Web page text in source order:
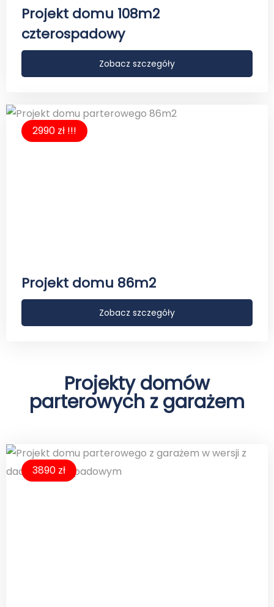
Projekt domu 108m2
czterospadowy
Zobacz szczegóły
2990 zł !!!
Projekt domu 86m2
Zobacz szczegóły
Projekty domów
parterowych z garażem
3890 zł